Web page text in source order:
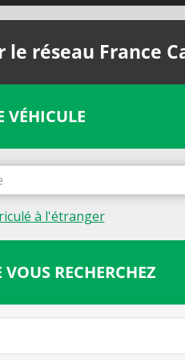
réseau France
VÉHICULE
à l'étranger
RECHERCHEZ